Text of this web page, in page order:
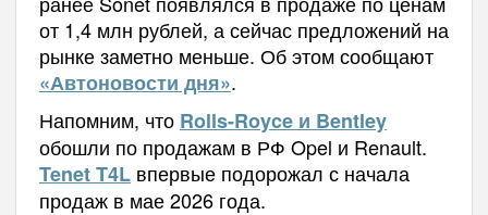
от 1,4 млн рублей, а сейчас предложений на
рынке заметно меньше. Об этом сообщают
«Автоновости дня».
Напомним, что Rolls-Royce и Bentley
обошли по продажам в РФ Opel и Renault.
Tenet T4Lвпервые подорожал с начала
продаж в мае 2026 года.